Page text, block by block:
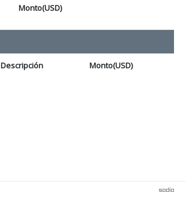
Monto(USD)
Descripción Monto(USD)